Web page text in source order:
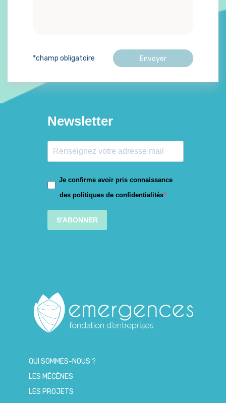
Newsletter
Je confirme avoir pris connaissance
des politiques de confidentialités
S'ABONNER
QUI SOMMES-NOUS ?
LES MÉCÈNES
LES PROJETS
*champ obligatoire